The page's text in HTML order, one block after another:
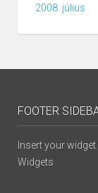
2008. július
FOOTER
Insert your
Widgets